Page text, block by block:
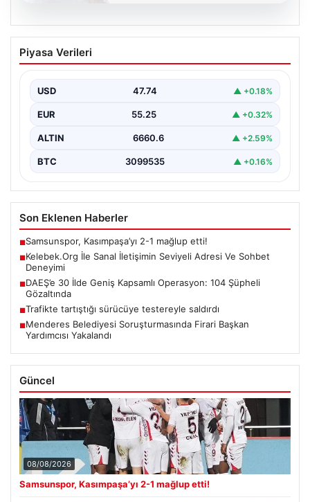
08.08.2026
Kelebek.Org İle Sanal İletişimin Seviyeli
Adresi Ve Sohbet Deneyimi
kurması büyük bir önem ifade etmektedir. Güncel…
Piyasa Verileri
USD 47.74 ▲ +0.18%
EUR 55.25 ▲ +0.32%
ALTIN 6660.6 ▲ +2.59%
BTC 3099535 ▲ +0.16%
Son Eklenen Haberler
■Samsunspor, Kasımpaşa’yı 2-1 mağlup etti!
■Kelebek.Org İle Sanal İletişimin Seviyeli Adresi Ve Sohbet
Deneyimi
■DAEŞ’e 30 İlde Geniş Kapsamlı Operasyon: 104 Şüpheli
Gözaltında
■Trafikte tartıştığı sürücüye testereyle saldırdı
■Menderes Belediyesi Soruşturmasında Firari Başkan
Yardımcısı Yakalandı
Güncel
08/08/2026
Samsunspor, Kasımpaşa’yı 2-1 mağlup etti!